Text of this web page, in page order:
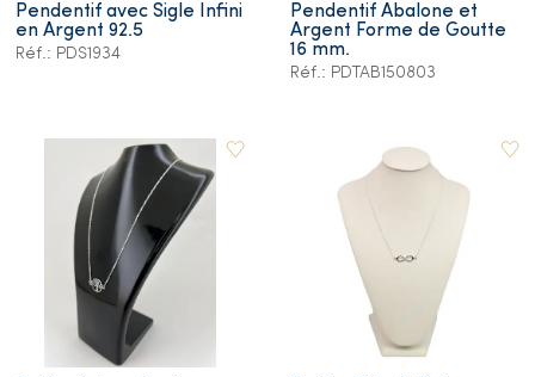
Pendentif avec Sigle Infini
en Argent 92.5
Réf.: PDS1934
Pendentif Abalone et
Argent Forme de Goutte
16 mm.
Réf.: PDTAB150803